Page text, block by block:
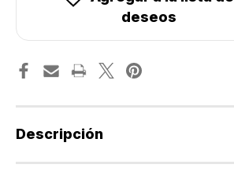
Pilot
deseos
Descripción